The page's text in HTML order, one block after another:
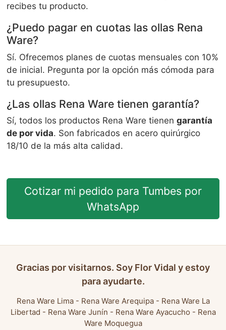
recibes tu producto.
¿Puedo pagar en cuotas las ollas Rena
Ware?
Sí. Ofrecemos planes de cuotas mensuales con 10%
de inicial. Pregunta por la opción más cómoda para
tu presupuesto.
¿Las ollas Rena Ware tienen garantía?
Sí, todos los productos Rena Ware tienen garantía
de por vida. Son fabricados en acero quirúrgico
18/10 de la más alta calidad.
Cotizar mi pedido para Tumbes por
WhatsApp
Gracias por visitarnos. Soy Flor Vidal y estoy
para ayudarte.
Rena Ware Lima- Rena Ware Arequipa- Rena Ware La
Libertad - Rena Ware Junín - Rena Ware Ayacucho - Rena
Ware Moquegua